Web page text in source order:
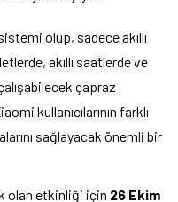
olup, sadece akıllı
akıllı saatlerde ve
çapraz
kullanıcılarının farklı
sağlayacak önemli bir
olan etkinliği için 26 Ekim